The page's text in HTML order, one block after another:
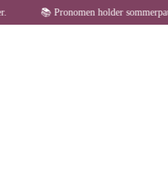
📚 Pronomen holder sommerpause –